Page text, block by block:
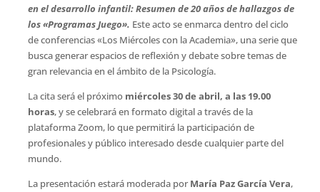
en el desarrollo infantil: Resumen de 20 años de hallazgos de
los «Programas Juego». Este acto se enmarca dentro del ciclo
de conferencias «Los Miércoles con la Academia», una serie que
busca generar espacios de reflexión y debate sobre temas de
gran relevancia en el ámbito de la Psicología.
La cita será el próximo miércoles 30 de abril, a las 19.00
horas, y se celebrará en formato digital a través de la
plataforma Zoom, lo que permitirá la participación de
profesionales y público interesado desde cualquier parte del
mundo.
La presentación estará moderada porMaría Paz García Vera,